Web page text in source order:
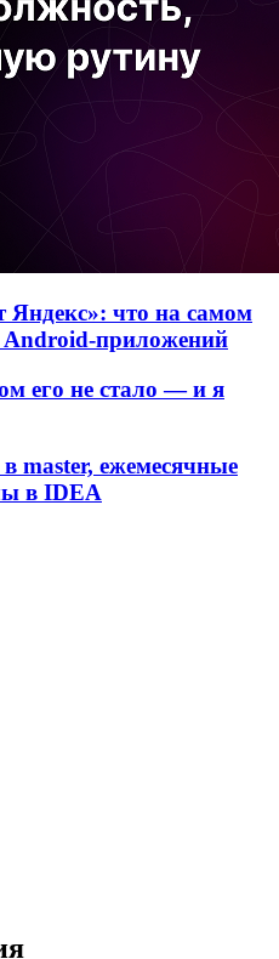
Яндекс»: что на самом
Android-приложений
его не стало — и я
master, ежемесячные
в IDEA